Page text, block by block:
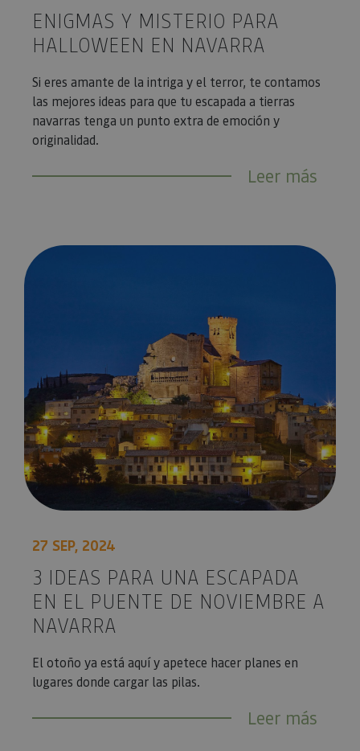
ENIGMAS Y MISTERIO PARA
HALLOWEEN EN NAVARRA
Si eres amante de la intriga y el terror, te contamos
las mejores ideas para que tu escapada a tierras
navarras tenga un punto extra de emoción y
originalidad.
Leer más
3 ideas para una escapada en el puente de noviembre a
27 SEP, 2024
3 IDEAS PARA UNA ESCAPADA
EN EL PUENTE DE NOVIEMBRE A
NAVARRA
El otoño ya está aquí y apetece hacer planes en
lugares donde cargar las pilas.
Leer más